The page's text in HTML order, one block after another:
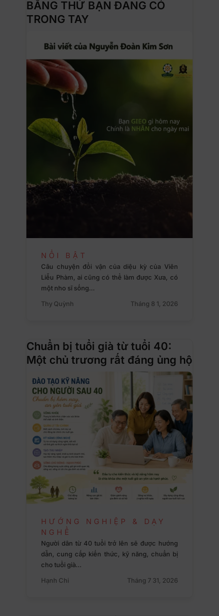
BẰNG THỨ BẠN ĐANG CÓ
TRONG TAY
NỔI BẬT
Câu chuyện đổi vận của diệu kỳ của Viên
Liễu Phàm, ai cũng có thể làm được Xưa, có
một nho sĩ sống…
Thy Quỳnh
Tháng 8 1, 2026
Chuẩn bị tuổi già từ tuổi 40:
Một chủ trương rất đáng ủng hộ
HƯỚNG NGHIỆP & DẠY
NGHỀ
Người dân từ 40 tuổi trở lên sẽ được hướng
dẫn, cung cấp kiến thức, kỹ năng, chuẩn bị
cho tuổi già…
Hạnh Chi
Tháng 7 31, 2026